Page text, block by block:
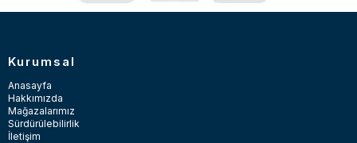
Kurumsal
Anasayfa
Hakkımızda
Mağazalarımız
Sürdürülebilirlik
İletişim